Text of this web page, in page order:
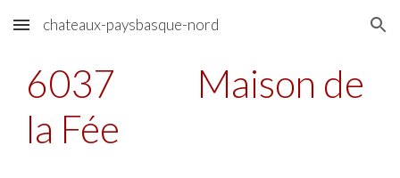
Skip to main content Skip to navigation
chateaux-paysbasque-nord
6037
Maison de
la Fée